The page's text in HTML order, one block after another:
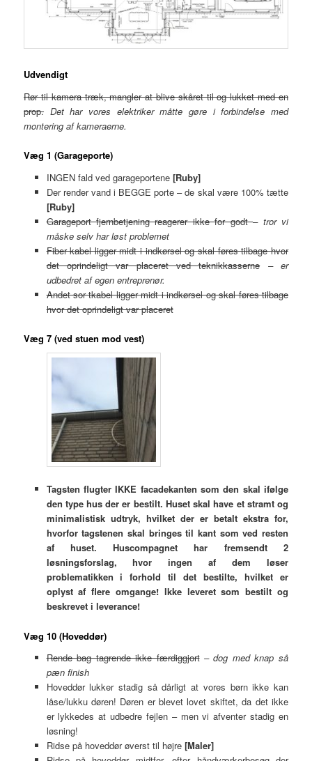
Udvendigt
Rør til kamera træk, mangler at blive skåret til og lukket med en
prop. Det har vores elektriker måtte gøre i forbindelse med
montering af kameraerne.
Væg 1 (Garageporte)
INGEN fald ved garageportene [Ruby]
Der render vand i BEGGE porte – de skal være 100% tætte
[Ruby]
Garageport fjernbetjening reagerer ikke for godt– tror vi
måske selv har løst problemet
Fiber kabel ligger midt i indkørsel og skal føres tilbage hvor
det oprindeligt var placeret ved teknikkasserne
– er
udbedret af egen entreprenør.
Andet sor tkabel ligger midt i indkørsel og skal føres tilbage
hvor det oprindeligt var placeret
Væg 7 (ved stuen mod vest)
Tagsten flugter IKKE facadekanten som den skal ifølge
den type hus der er bestilt. Huset skal have et stramt og
minimalistisk udtryk, hvilket der er betalt ekstra for,
hvorfor tagstenen skal bringes til kant som ved resten
af huset. Huscompagnet har fremsendt 2
løsningsforslag, hvor ingen af dem løser
problematikken i forhold til det bestilte, hvilket er
oplyst af flere omgange! Ikke leveret som bestilt og
beskrevet i leverance!
Væg 10 (Hoveddør)
Rende bag tagrende ikke færdiggjort– dog med knap så
pæn finish
Hoveddør lukker stadig så dårligt at vores børn ikke kan
låse/lukku døren! Døren er blevet lovet skiftet, da det ikke
er lykkedes at udbedre fejlen – men vi afventer stadig en
løsning!
Ridse på hoveddør øverst til højre [Maler]